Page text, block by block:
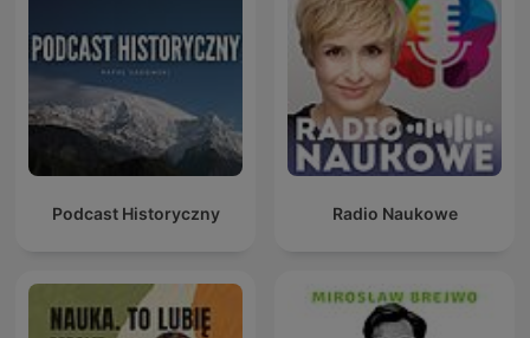
Podcast Historyczny Radio Naukowe